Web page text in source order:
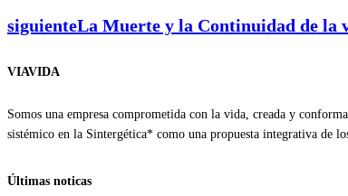
siguienteLa Muerte y la Continuidad de la
VIAVIDA
Somos una empresa comprometida con la vida, creada y
sistémico en la Sintergética* como una propuesta integrativa de
Últimas noticas